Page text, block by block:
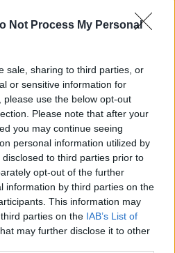
Not Process My Personal
sale, sharing to third parties, or
or sensitive information for
use the below opt-out
Please note that after your
you may continue seeing
personal information utilized by
to third parties prior to
opt-out of the further
information by third parties on the
This information may
parties on the IAB’s List of
may further disclose it to other
giunti su segnalazione di residenti
avevano notato gli incontri tra
piumino un involucro con cento
domiciliare a Pisa sono saltati
1,3 chili di eroina, con denaro per